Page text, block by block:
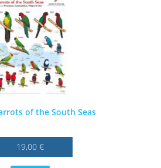
of the South Seas
19,00 €